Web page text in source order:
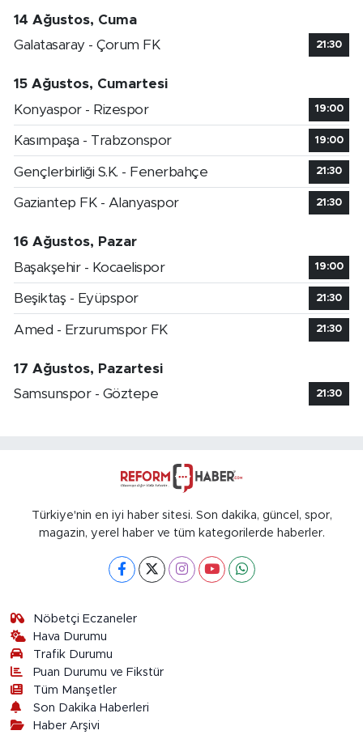
14 Ağustos, Cuma
Galatasaray - Çorum FK
21:30
15 Ağustos, Cumartesi
Konyaspor - Rizespor
19:00
Kasımpaşa - Trabzonspor 19:00
Gençlerbirliği S.K. - Fenerbahçe 21:30
Gaziantep FK - Alanyaspor 21:30
16 Ağustos, Pazar
Başakşehir - Kocaelispor
19:00
Beşiktaş - Eyüpspor 21:30
Amed - Erzurumspor FK 21:30
17 Ağustos, Pazartesi
Samsunspor - Göztepe
21:30
Türkiye'nin en iyi haber sitesi. Son dakika, güncel, spor,
magazin, yerel haber ve tüm kategorilerde haberler.
Nöbetçi Eczaneler
Hava Durumu
Trafik Durumu
Puan Durumu ve Fikstür
Tüm Manşetler
Son Dakika Haberleri
Haber Arşivi